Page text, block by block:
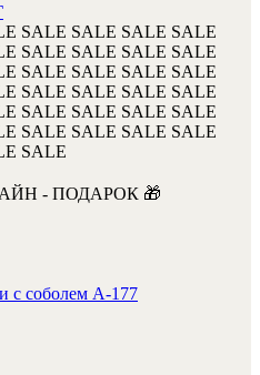
SALE SALE SALE SALE
SALE SALE SALE SALE
SALE SALE SALE SALE
SALE SALE SALE SALE
SALE SALE SALE SALE
SALE SALE SALE SALE
SALE
- ПОДАРОК 🎁
с соболем А-177